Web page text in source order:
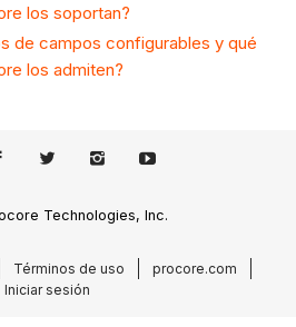
los soportan?
de campos configurables y qué
los admiten?
Technologies, Inc.
Términos de uso
procore.com
Iniciar sesión